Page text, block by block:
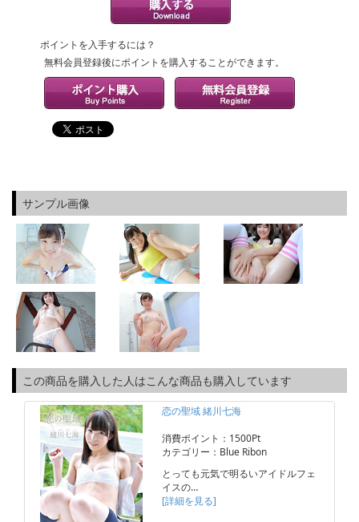
ポイントを入手するには？
無料会員登録後にポイントを購入することができます。
サンプル画像
この商品を購入した人はこんな商品も購入しています
恋の聖域 緒川七海
消費ポイント：1500Pt
カテゴリー：Blue Ribon
とっても元気で明るいアイドルフェ
イスの…
[詳細を見る]